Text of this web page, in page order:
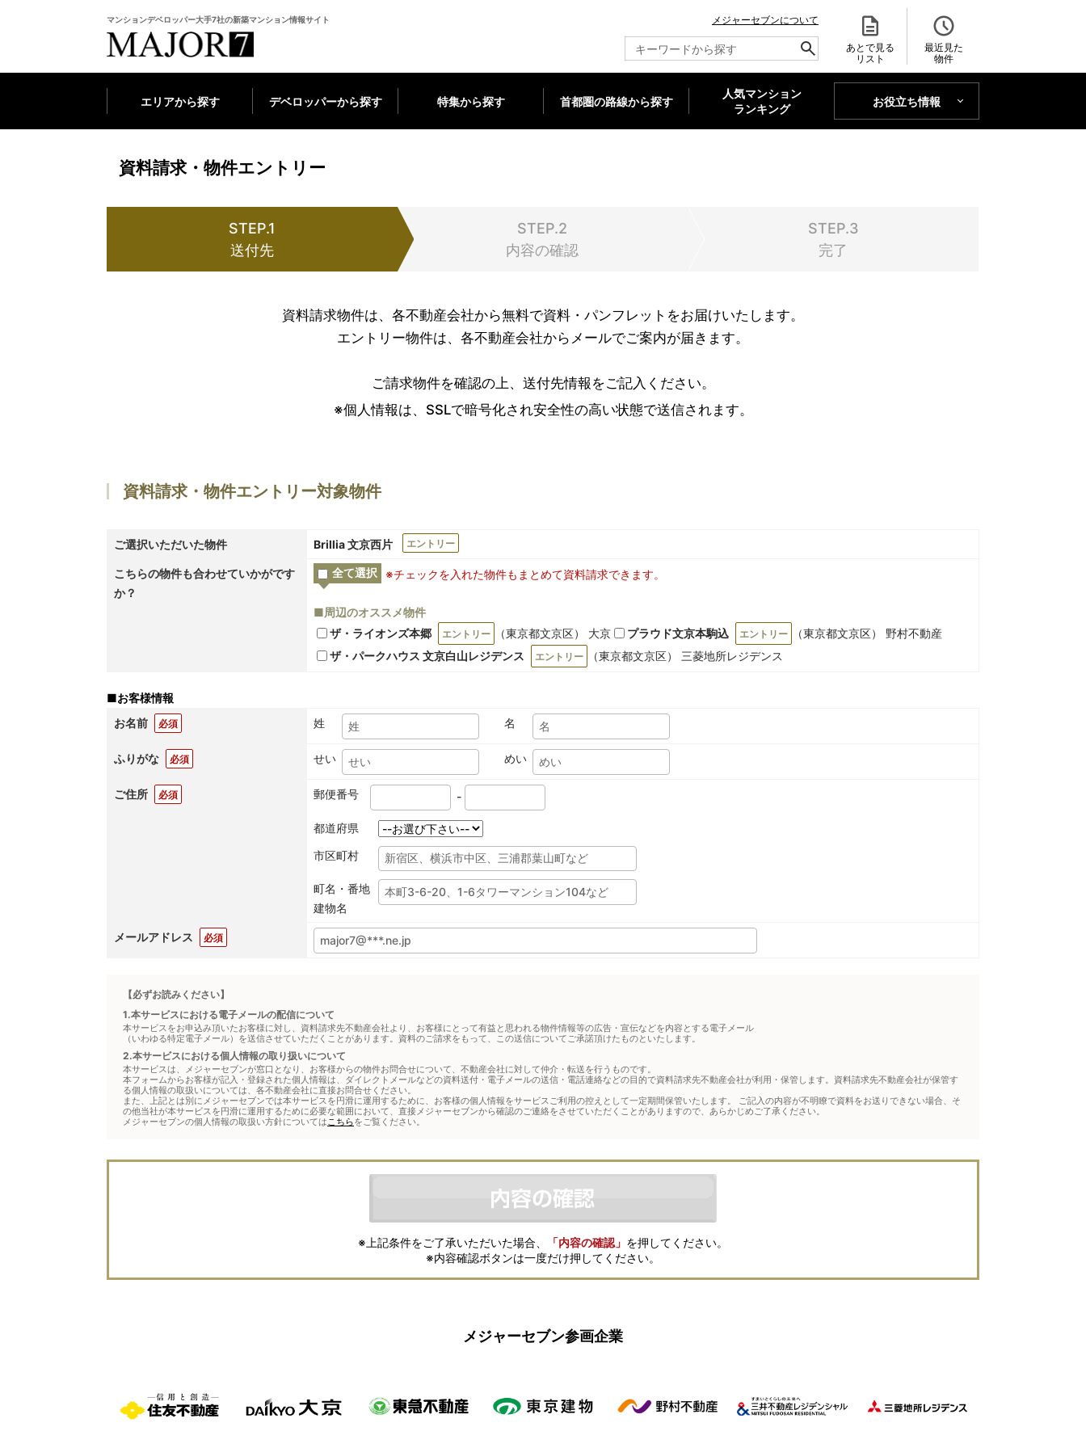
マンションデベロッパー大手7社の新築マンション情報サイト
メジャーセブンについて
あとで見る
リスト
最近見た
物件
エリアから探す デベロッパーから探す 特集から探す 首都圏の路線から探す
人気マンション
ランキング
お役立ち情報
MAJOR'S BLOG
資料請求・物件エントリー
STEP.1
送付先
STEP.2
内容の確認
STEP.3
完了
資料請求物件は、各不動産会社から無料で資料・パンフレットをお届けいたします。
エントリー物件は、各不動産会社からメールでご案内が届きます。
ご請求物件を確認の上、送付先情報をご記入ください。
※個人情報は、SSLで暗号化され安全性の高い状態で送信されます。
資料請求・物件エントリー対象物件
ご選択いただいた物件 Brillia 文京西片 エントリー
こちらの物件も合わせていかがです
か？
全て選択 ※チェックを入れた物件もまとめて資料請求できます。
■周辺のオススメ物件
ザ・ライオンズ本郷
エントリー （東京都文京区） 大京 プラウド文京本駒込 エントリー
（東京都文京区） 野村不動産
ザ・パークハウス 文京白山レジデンス
エントリー （東京都文京区） 三菱地所レジデンス
■お客様情報
お名前
必須 姓 名
ふりがな 必須 せい めい
ご住所 必須 郵便番号 -
都道府県
市区町村
町名・番地
建物名
メールアドレス 必須
【必ずお読みください】
1.本サービスにおける電子メールの配信について
本サービスをお申込み頂いたお客様に対し、資料請求先不動産会社より、お客様にとって有益と思われる物件情報等の広告・宣伝などを内容とする電子メール
（いわゆる特定電子メール）を送信させていただくことがあります。資料のご請求をもって、この送信についてご承諾頂けたものといたします。
2.本サービスにおける個人情報の取り扱いについて
本サービスは、メジャーセブンが窓口となり、お客様からの物件お問合せについて、不動産会社に対して仲介・転送を行うものです。
本フォームからお客様が記入・登録された個人情報は、ダイレクトメールなどの資料送付・電子メールの送信・電話連絡などの目的で資料請求先不動産会社が利用・保管します。資料請求先不動産会社が保管す
る個人情報の取扱いについては、各不動産会社に直接お問合せください。
また、上記とは別にメジャーセブンでは本サービスを円滑に運用するために、お客様の個人情報をサービスご利用の控えとして一定期間保管いたします。 ご記入の内容が不明瞭で資料をお送りできない場合、そ
の他当社が本サービスを円滑に運用するために必要な範囲において、直接メジャーセブンから確認のご連絡をさせていただくことがありますので、あらかじめご了承ください。
メジャーセブンの個人情報の取扱い方針についてはこちらをご覧ください。
※上記条件をご了承いただいた場合、 「内容の確認」 を押してください。
※内容確認ボタンは一度だけ押してください。
メジャーセブン参画企業